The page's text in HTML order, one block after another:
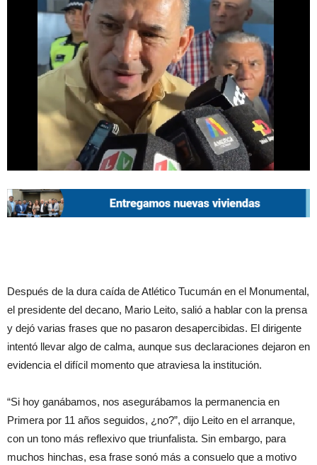
Después de la dura caída de Atlético Tucumán en el Monumental,
el presidente del decano, Mario Leito, salió a hablar con la prensa
y dejó varias frases que no pasaron desapercibidas. El dirigente
intentó llevar algo de calma, aunque sus declaraciones dejaron en
evidencia el difícil momento que atraviesa la institución.
“Si hoy ganábamos, nos asegurábamos la permanencia en
Primera por 11 años seguidos, ¿no?”, dijo Leito en el arranque,
con un tono más reflexivo que triunfalista. Sin embargo, para
muchos hinchas, esa frase sonó más a consuelo que a motivo